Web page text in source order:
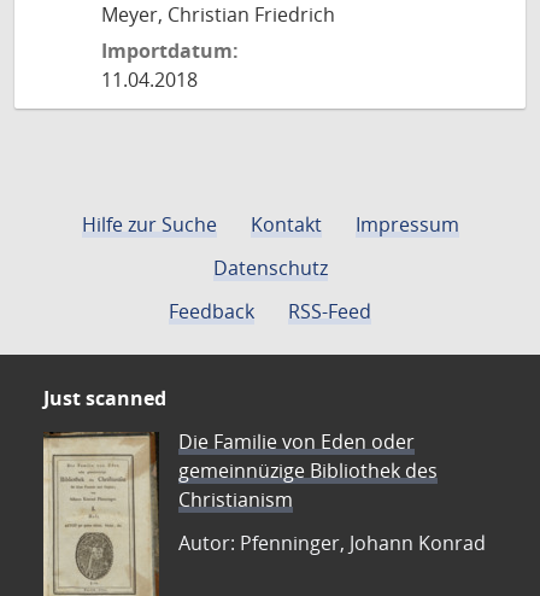
Meyer, Christian Friedrich
Importdatum:
11.04.2018
Hilfe zur Suche Kontakt
Impressum
Datenschutz
Feedback
RSS-Feed
Just scanned
Die Familie von Eden oder
gemeinnüzige Bibliothek des
Christianism
Autor: Pfenninger, Johann Konrad